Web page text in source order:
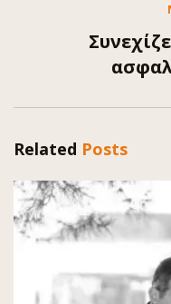
Related Posts